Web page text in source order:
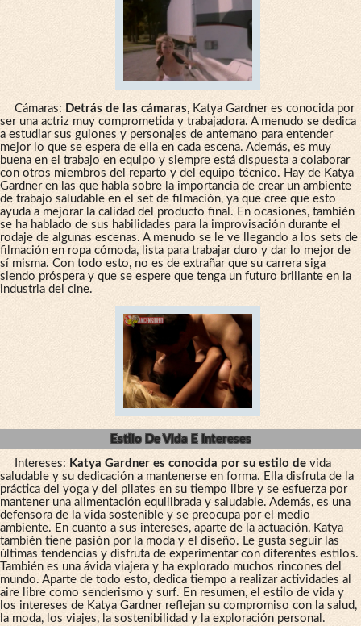
Cámaras: Detrás de las cámaras, Katya Gardner es conocida por
ser una actriz muy comprometida y trabajadora. A menudo se dedica
a estudiar sus guiones y personajes de antemano para entender
mejor lo que se espera de ella en cada escena. Además, es muy
buena en el trabajo en equipo y siempre está dispuesta a colaborar
con otros miembros del reparto y del equipo técnico. Hay de Katya
Gardner en las que habla sobre la importancia de crear un ambiente
de trabajo saludable en el set de filmación, ya que cree que esto
ayuda a mejorar la calidad del producto final. En ocasiones, también
se ha hablado de sus habilidades para la improvisación durante el
rodaje de algunas escenas. A menudo se le ve llegando a los sets de
filmación en ropa cómoda, lista para trabajar duro y dar lo mejor de
sí misma. Con todo esto, no es de extrañar que su carrera siga
siendo próspera y que se espere que tenga un futuro brillante en la
industria del cine.
Estilo De Vida E Intereses
Intereses: Katya Gardner es conocida por su estilo devida
saludable y su dedicación a mantenerse en forma. Ella disfruta de la
práctica del yoga y del pilates en su tiempo libre y se esfuerza por
mantener una alimentación equilibrada y saludable. Además, es una
defensora de la vida sostenible y se preocupa por el medio
ambiente. En cuanto a sus intereses, aparte de la actuación, Katya
también tiene pasión por la moda y el diseño. Le gusta seguir las
últimas tendencias y disfruta de experimentar con diferentes estilos.
También es una ávida viajera y ha explorado muchos rincones del
mundo. Aparte de todo esto, dedica tiempo a realizar actividades al
aire libre como senderismo y surf. En resumen, el estilo de vida y
los intereses de Katya Gardner reflejan su compromiso con la salud,
la moda, los viajes, la sostenibilidad y la exploración personal.